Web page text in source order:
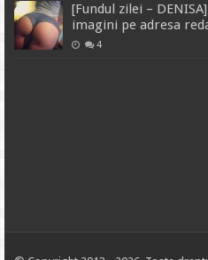
[Fundul zilei –
imagini pe adresa
4